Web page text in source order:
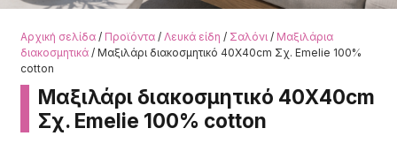
Αρχική σελίδα/ Προϊόντα/ Λευκά είδη / Σαλόνι / Μαξιλάρια
διακοσμητικά/ Μαξιλάρι διακοσμητικό 40Χ40cm Σχ. Emelie 100%
cotton
Μαξιλάρι διακοσμητικό 40Χ40cm
Σχ. Emelie 100% cotton